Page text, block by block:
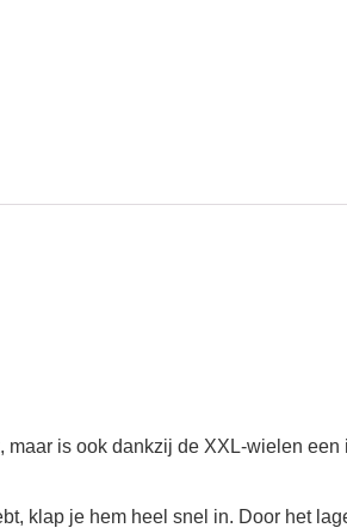
is ook dankzij de XXL-wielen
klap je hem heel snel in. Door het